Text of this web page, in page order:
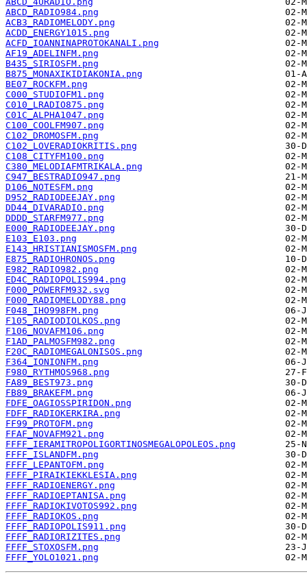
ABCD_RADIO984.png
ACB3_RADIOMELODY.png
ACDD_ENERGY1015.png
ACFD_IOANNINAPROTOKANALI.png
AF19_ADELINFM.png
B435_SIRIOSFM.png
B875_MONAXIKIDIAKONIA.png
BE07_ROCKFM.png
C000_STUDIOFM1.png
C010_LRADIO875.png
C01C_ALPHA1047.png
C100_COOLFM907.png
C102_DROMOSFM.png
C102_LOVERADIOKRITIS.png
C108_CITYFM100.png
C380_MELODIAFMTRIKALA.png
C947_BESTRADIO947.png
D106_NOTESFM.png
D952_RADIODEEJAY.png
DD44_DIVARADIO.png
DDDD_STARFM977.png
E000_RADIODEEJAY.png
E103_E103.png
E143_HRISTIANISMOSFM.png
E875_RADIOHRONOS.png
E982_RADIO982.png
ED4C_RADIOPOLIS994.png
F000_POWERFM932.svg
F000_RADIOMELODY88.png
F048_IHO998FM.png
F105_RADIODIOLKOS.png
F106_NOVAFM106.png
F1AD_PALMOSFM982.png
F20C_RADIOMEGALONISOS.png
F364_IONIONFM.png
F980_RYTHMOS968.png
FA89_BEST973.png
FB89_BRAKEFM.png
FDFE_OAGIOSSPIRIDON.png
FDFF_RADIOKERKIRA.png
FF99_PROTOFM.png
FFAF_NOVAFM921.png
FFFF_IERAMITROPOLIGORTINOSMEGALOPOLEOS.png
FFFF_ISLANDFM.png
FFFF_LEPANTOFM.png
FFFF_PIRAIKIEKKLESIA.png
FFFF_RADIOENERGY.png
FFFF_RADIOEPTANISA.png
FFFF_RADIOKIVOTOS992.png
FFFF_RADIOKOS.png
FFFF_RADIOPOLIS911.png
FFFF_RADIORIZITES.png
FFFF_STOXOSFM.png
FFFF_YOLO1021.png